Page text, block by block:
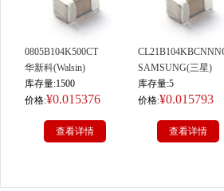
0805B104K500CT
华新科(Walsin)
库存量:1500
价格:¥0.015376
查看详情
SAMSUNG(三星)
库存量:5
价格:¥0.015793
查看详情